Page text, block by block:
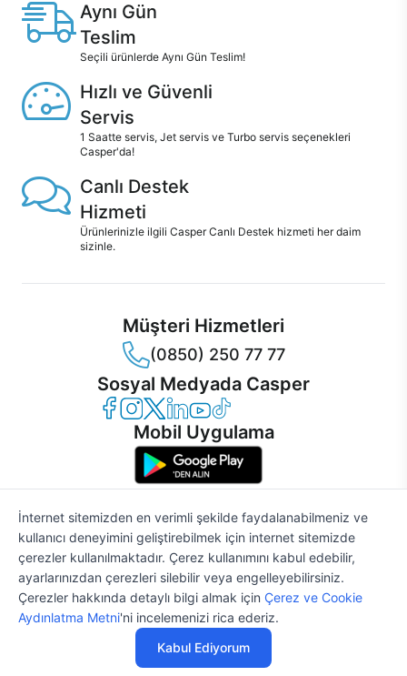
50.611 TL49.599 TL %2
Aynı Gün
Teslim
Seçili ürünlerde Aynı Gün Teslim!
Hızlı ve Güvenli
Servis
1 Saatte servis, Jet servis ve Turbo servis seçenekleri
Casper'da!
Canlı Destek
Hizmeti
Ürünlerinizle ilgili Casper Canlı Destek hizmeti her daim
sizinle.
Müşteri Hizmetleri
(0850) 250 77 77
Sosyal Medyada Casper
Casper Facebook
Casper Instagram
Casper Twitter
Casper LinkedIn
Casper YouTube
Casper TikTok
Mobil Uygulama
© 2021 - 2026 Casper Bilgisayar Sistemleri A.Ş. Tüm Hakları Saklıdır
KVKK
Çerez Politikası
Bilgi Güvenliği
Bilgi Toplumu Hizmetleri
Mesafeli Satış Sözleşmesi
Aydınlatma Metni
İnternet sitemizden en verimli şekilde faydalanabilmeniz ve
kullanıcı deneyimini geliştirebilmek için internet sitemizde
çerezler kullanılmaktadır. Çerez kullanımını kabul edebilir,
ayarlarınızdan çerezleri silebilir veya engelleyebilirsiniz.
Çerezler hakkında detaylı bilgi almak için Çerez ve Cookie
Aydınlatma Metni'ni incelemenizi rica ederiz.
Kabul Ediyorum